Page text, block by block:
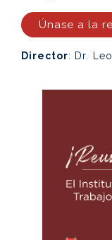
Únase a la
Director: Dr.